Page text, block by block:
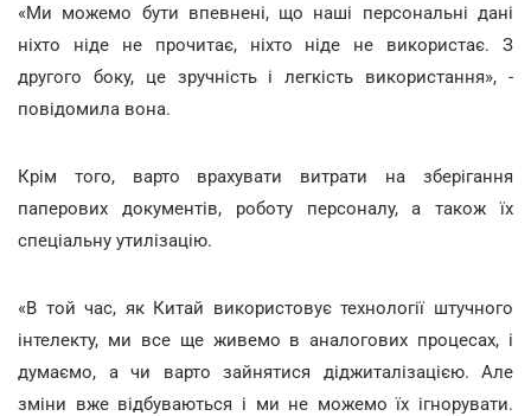
«Ми можемо бути впевнені, що наші персональні дані
ніхто ніде не прочитає, ніхто ніде не використає. З
другого боку, це зручність і легкість використання», -
повідомила вона.
Крім того, варто врахувати витрати на зберігання
паперових документів, роботу персоналу, а також їх
спеціальну утилізацію.
«В той час, як Китай використовує технології штучного
інтелекту, ми все ще живемо в аналогових процесах, і
думаємо, а чи варто зайнятися діджиталізацією. Але
зміни вже відбуваються і ми не можемо їх ігнорувати.